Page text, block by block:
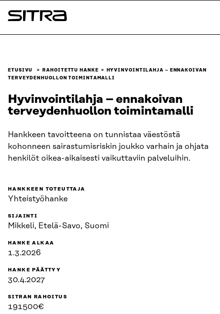
Siirry
suoraan
Sitra
ETUSIVU RAHOITETTU HANKE
HYVINVOINTILAHJA – ENNAKOIVAN
TERVEYDENHUOLLON TOIMINTAMALLI
Hyvinvointilahja – ennakoivan
terveydenhuollon toimintamalli
Hankkeen tavoitteena on tunnistaa väestöstä
kohonneen sairastumisriskin joukko varhain ja ohjata
henkilöt oikea-aikaisesti vaikuttaviin palveluihin.
HANKKEEN TOTEUTTAJA
Yhteistyöhanke
SIJAINTI
Mikkeli, Etelä-Savo, Suomi
HANKE ALKAA
1.3.2026
HANKE PÄÄTTYY
30.4.2027
SITRAN RAHOITUS
191500€